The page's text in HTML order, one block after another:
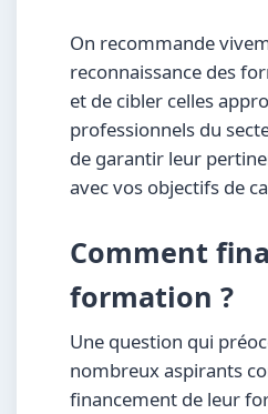
On recommande
reconnaissance des
et de cibler celles
professionnels du
de garantir leur
avec vos objectifs de
Comment
formation ?
Une question qui
nombreux aspirants
financement de leur